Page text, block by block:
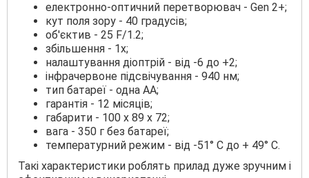
електронно-оптичний перетворювач - Gen 2+;
кут поля зору - 40 градусів;
об'єктив - 25 F/1.2;
збільшення - 1х;
налаштування діоптрій - від -6 до +2;
інфрачервоне підсвічування - 940 нм;
тип батареї - одна АА;
гарантія - 12 місяців;
габарити - 100 x 89 x 72;
вага - 350 г без батареї;
температурний режим - від -51° C до + 49° C.
Такі характеристики роблять прилад дуже зручним і